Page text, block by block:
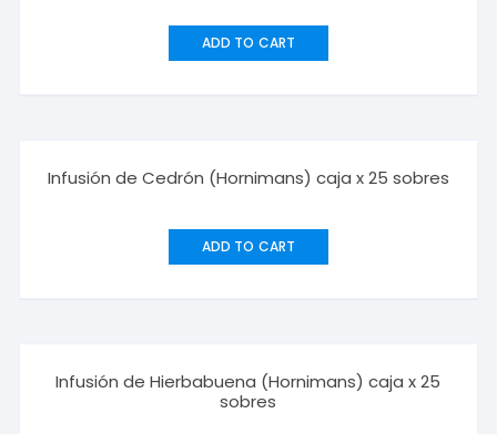
ADD TO CART
Infusión de Cedrón (Hornimans) caja x 25 sobres
ADD TO CART
Infusión de Hierbabuena (Hornimans) caja x 25
sobres